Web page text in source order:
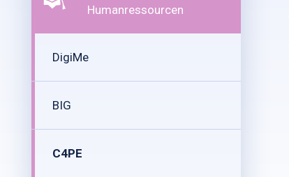
Humanressourcen
DigiMe
BIG
C4PE